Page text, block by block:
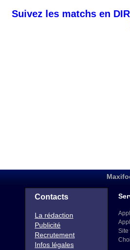
Suivez les matchs en
Contacts
La rédaction
Publicité
Recrutement
Infos légales
Site